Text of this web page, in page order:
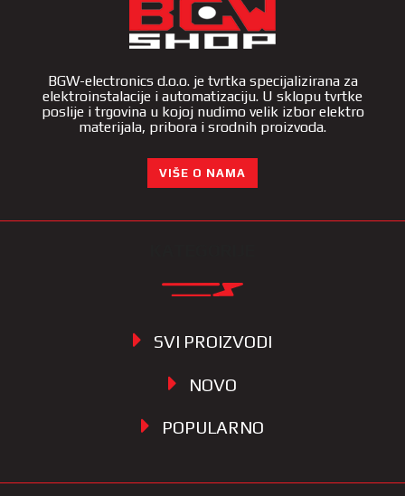
BGW-electronics d.o.o. je tvrtka specijalizirana za
elektroinstalacije i automatizaciju. U sklopu tvrtke
poslije i trgovina u kojoj nudimo velik izbor elektro
materijala, pribora i srodnih proizvoda.
VIŠE O NAMA
SVI PROIZVODI
NOVO
POPULARNO